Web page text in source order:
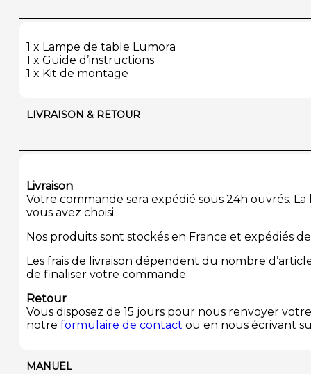
1 x Lampe de table Lumora
1 x Guide d’instructions
1 x Kit de montage
LIVRAISON & RETOUR
Livraison
Votre commande sera expédié sous 24h ouvrés.
vous avez choisi.
Nos produits sont stockés en France et expédiés
Les frais de livraison dépendent du nombre
de finaliser votre commande.
Retour
Vous disposez de 15 jours pour nous renvoyer
notre formulaire de contact ou en nous écrivant
MANUEL